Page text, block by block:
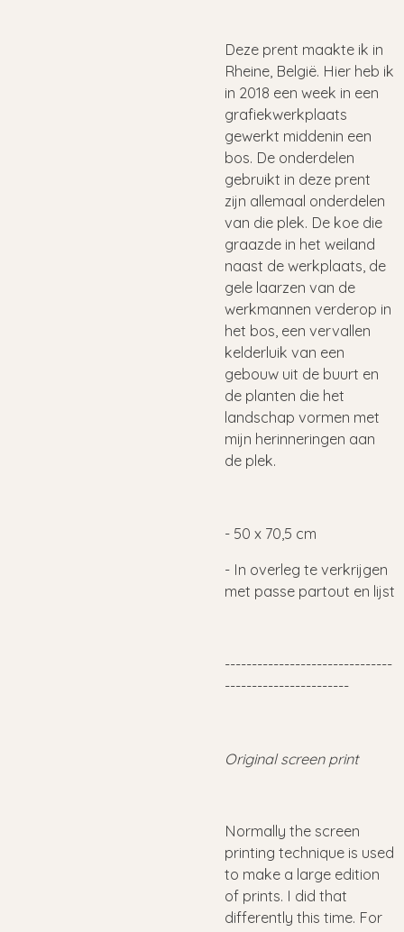
Deze prent maakte ik in
Rheine, België. Hier heb ik
in 2018 een week in een
grafiekwerkplaats
gewerkt middenin een
bos. De onderdelen
gebruikt in deze prent
zijn allemaal onderdelen
van die plek. De koe die
graazde in het weiland
naast de werkplaats, de
gele laarzen van de
werkmannen verderop in
het bos, een vervallen
kelderluik van een
gebouw uit de buurt en
de planten die het
landschap vormen met
mijn herinneringen aan
de plek.
- 50 x 70,5 cm
- In overleg te verkrijgen
met passe partout en lijst
-------------------------------
-----------------------
Original screen print
Normally the screen
printing technique is used
to make a large edition
of prints. I did that
differently this time. For